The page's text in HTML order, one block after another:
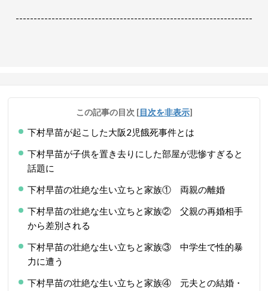
------------------------------------------------------------------
この記事の目次 [目次を非表示]
下村早苗が起こした大阪2児餓死事件とは
下村早苗が子供を置き去りにした部屋が悲惨すぎると
話題に
下村早苗の壮絶な生い立ちと家族① 両親の離婚
下村早苗の壮絶な生い立ちと家族② 父親の再婚相手
から差別される
下村早苗の壮絶な生い立ちと家族③ 中学生で性的暴
力に遭う
下村早苗の壮絶な生い立ちと家族④ 元夫との結婚・